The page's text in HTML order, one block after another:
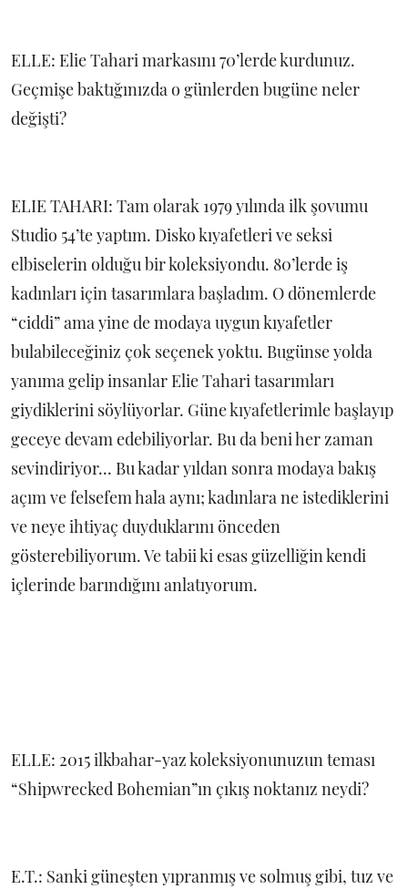
ELLE: Elie Tahari markasını 70’lerde kurdunuz.
Geçmişe baktığınızda o günlerden bugüne neler
değişti?
ELIE TAHARI: Tam olarak 1979 yılında ilk şovumu
Studio 54’te yaptım. Disko kıyafetleri ve seksi
elbiselerin olduğu bir koleksiyondu. 80’lerde iş
kadınları için tasarımlara başladım. O dönemlerde
“ciddi” ama yine de modaya uygun kıyafetler
bulabileceğiniz çok seçenek yoktu. Bugünse yolda
yanıma gelip insanlar Elie Tahari tasarımları
giydiklerini söylüyorlar. Güne kıyafetlerimle başlayıp
geceye devam edebiliyorlar. Bu da beni her zaman
sevindiriyor... Bu kadar yıldan sonra modaya bakış
açım ve felsefem hala aynı; kadınlara ne istediklerini
ve neye ihtiyaç duyduklarını önceden
gösterebiliyorum. Ve tabii ki esas güzelliğin kendi
içlerinde barındığını anlatıyorum.
ELLE: 2015 ilkbahar-yaz koleksiyonunuzun teması
“Shipwrecked Bohemian”ın çıkış noktanız neydi?
E.T.: Sanki güneşten yıpranmış ve solmuş gibi, tuz ve